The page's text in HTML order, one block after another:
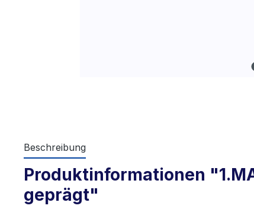
Beschreibung
Produktinformationen
geprägt"